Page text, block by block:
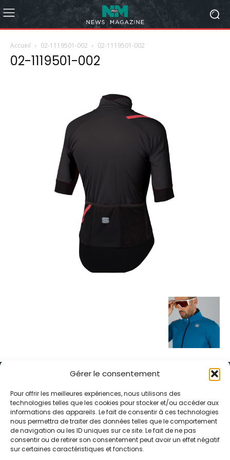
Gérer le consentement
Pour offrir les meilleures expériences, nous utilisons des
technologies telles que les cookies pour stocker et/ou accéder aux
informations des appareils. Le fait de consentir à ces technologies
nous permettra de traiter des données telles que le comportement
de navigation ou les ID uniques sur ce site. Le fait de ne pas
consentir ou de retirer son consentement peut avoir un effet négatif
sur certaines caractéristiques et fonctions.
Accueil 02-1119501-002 02-1119501-002
02-1119501-002
Alternative Média est une agence de relations presse et de
relations publiques basée à Grenoble. Depuis 1995, elle conçoit et
pilote des stratégies de visibilité en France et à l’international
grâce à un réseau d’agences partenaires.